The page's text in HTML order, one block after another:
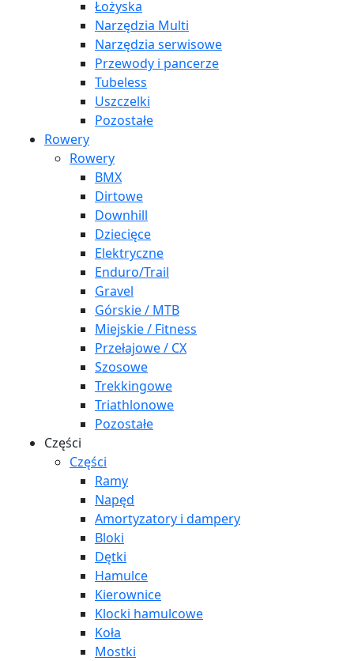
Łożyska
Narzędzia Multi
Narzędzia serwisowe
Przewody i pancerze
Tubeless
Uszczelki
Pozostałe
Rowery
Rowery
BMX
Dirtowe
Downhill
Dziecięce
Elektryczne
Enduro/Trail
Gravel
Górskie / MTB
Miejskie / Fitness
Przełajowe / CX
Szosowe
Trekkingowe
Triathlonowe
Pozostałe
Części
Części
Ramy
Napęd
Amortyzatory i dampery
Bloki
Dętki
Hamulce
Kierownice
Klocki hamulcowe
Koła
Mostki